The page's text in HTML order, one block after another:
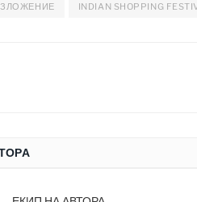
INDIAN SHOPPING